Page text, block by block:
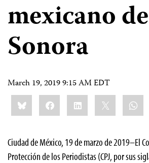
mexicano de
Sonora
March 19, 2019 9:15 AM EDT
Share
this:BlueskyFacebookLinkedIn
Ciudad de México, 19 de marzo de 2019–El
Protección de los Periodistas (CPJ, por sus